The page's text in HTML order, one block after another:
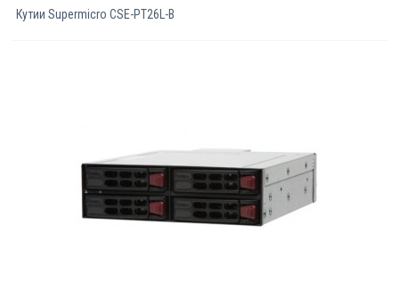
Кутии Supermicro CSE-PT26L-B